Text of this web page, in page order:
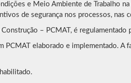
e Meio Ambiente de Trabalho
de segurança nos processos,
– PCMAT, é
elaborado e implementado.